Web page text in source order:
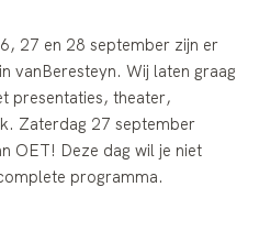
27 en 28 september zijn er
vanBeresteyn. Wij laten graag
presentaties, theater,
Zaterdag 27 september
OET! Deze dag wil je niet
programma.